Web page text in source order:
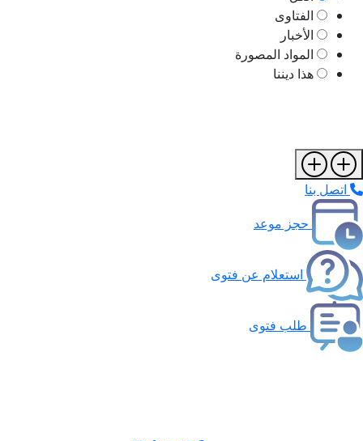
الفتاوى
الأخبار
المواد المصورة
هذا ديننا
اتصل بنا
حجز موعد
استعلام عن فتوى
طلب فتوى